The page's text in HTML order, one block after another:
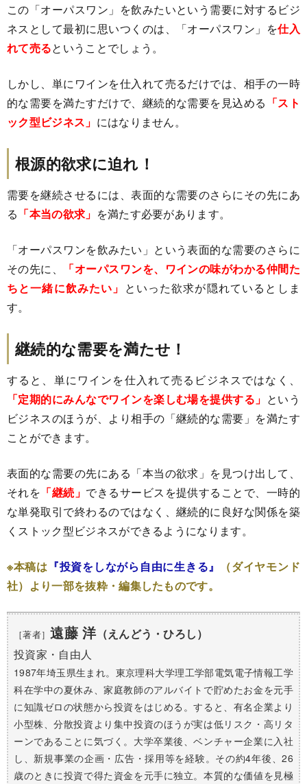
この「オーパスワン」を飲みたいという需要に対するビジ
ネスとして最初に思いつくのは、「オーパスワン」を仕入
れて売るということでしょう。
しかし、単にワインを仕入れて売るだけでは、相手の一時
的な需要を満たすだけで、継続的な需要を見込める 「スト
ック型ビジネス」 にはなりません。
根源的欲求に迫れ！
需要を継続させるには、表面的な需要のさらにその先にあ
る 「本当の欲求」 を満たす必要があります。
「オーパスワンを飲みたい」という表面的な需要のさらに
その先に、
「オーパスワンを、ワインの味がわかる仲間た
ちと一緒に飲みたい」 といった欲求が隠れているとしま
す。
継続的な需要を満たせ！
すると、単にワインを仕入れて売るビジネスではなく、
「定期的にみんなでワインを楽しむ場を提供する」 という
ビジネスのほうが、より相手の「継続的な需要」を満たす
ことができます。
表面的な需要の先にある「本当の欲求」を見つけ出して、
それを 「継続」 できるサービスを提供することで、一時的
な単発取引で終わるのではなく、継続的に良好な関係を築
くストック型ビジネスができるようになります。
※本稿は 『投資をしながら自由に生きる』
（ダイヤモンド
社）より一部を抜粋・編集したものです。
［著者］遠藤 洋（えんどう・ひろし）
投資家・自由人
1987年埼玉県生まれ。東京理科大学理工学部電気電子情報工学
科在学中の夏休み、家庭教師のアルバイトで貯めたお金を元手
に知識ゼロの状態から投資をはじめる。すると、有名企業より
小型株、分散投資より集中投資のほうが実は低リスク・高リタ
ーンであることに気づく。大学卒業後、ベンチャー企業に入社
し、新規事業の企画・広告・採用等を経験。その約4年後、26
歳のときに投資で得た資金を元手に独立。本質的な価値を見極